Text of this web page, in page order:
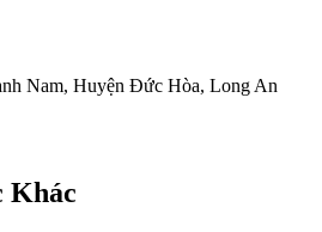
Nam, Huyện Đức Hòa, Long An
Khác